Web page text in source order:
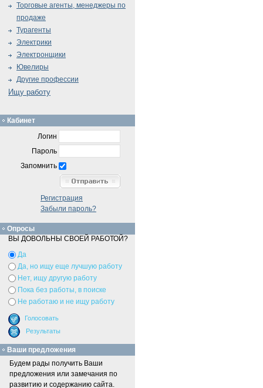
Торговые агенты, менеджеры по
продаже
Турагенты
Электрики
Электронщики
Ювелиры
Другие профессии
Ищу работу
Кабинет
Логин
Пароль
Запомнить
Регистрация
Забыли пароль?
Опросы
ВЫ ДОВОЛЬНЫ СВОЕЙ РАБОТОЙ?
Да
Да, но ищу еще лучшую работу
Нет, ищу другую работу
Пока без работы, в поиске
Не работаю и не ищу работу
Ваши предложения
Будем рады получить Ваши
предложения или замечания по
развитию и содержанию сайта.